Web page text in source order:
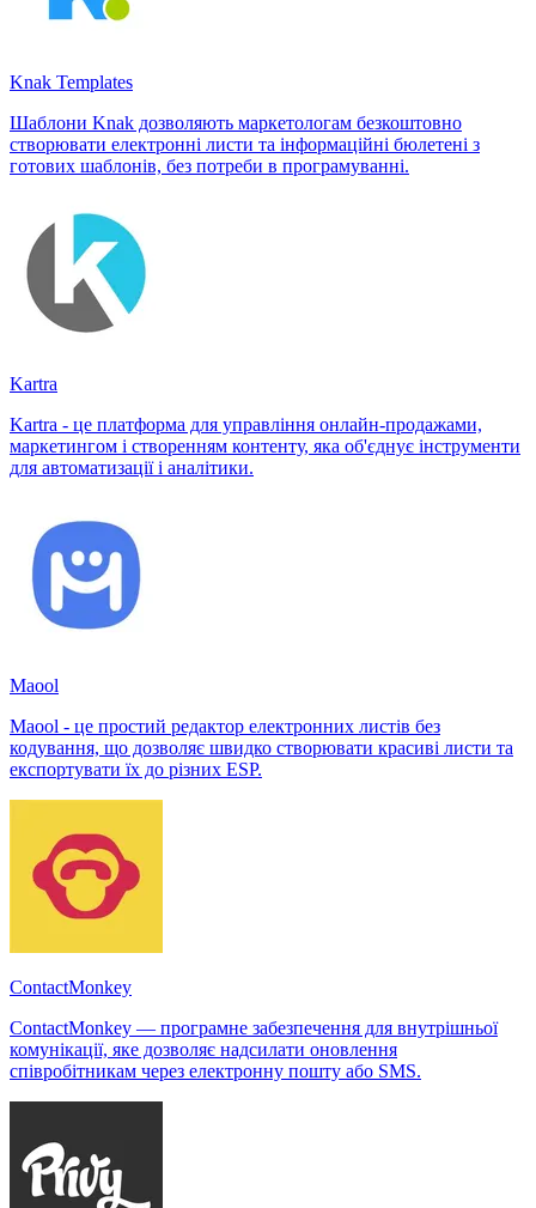
Knak Templates
Шаблони Knak дозволяють маркетологам безкоштовно
створювати електронні листи та інформаційні бюлетені з
готових шаблонів, без потреби в програмуванні.
Kartra
Kartra - це платформа для управління онлайн-продажами,
маркетингом і створенням контенту, яка об'єднує інструменти
для автоматизації і аналітики.
Maool
Maool - це простий редактор електронних листів без
кодування, що дозволяє швидко створювати красиві листи та
експортувати їх до різних ESP.
ContactMonkey
ContactMonkey — програмне забезпечення для внутрішньої
комунікації, яке дозволяє надсилати оновлення
співробітникам через електронну пошту або SMS.